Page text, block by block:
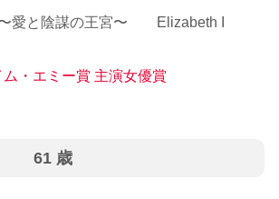
愛と陰謀の王宮〜 Elizabeth I
・エミー賞 主演女優賞
61 歳